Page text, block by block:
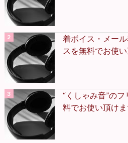
着ボイス・メー
スを無料でお使い
“くしゃみ音”の
料でお使い頂けま